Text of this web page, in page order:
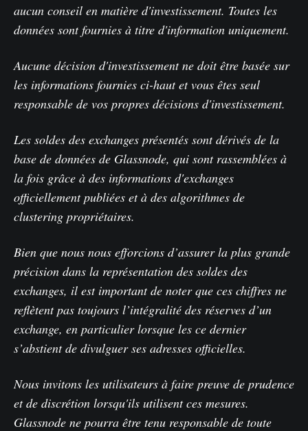
aucun conseil en matière d'investissement. Toutes les
données sont fournies à titre d'information uniquement.
Aucune décision d'investissement ne doit être basée sur
les informations fournies ci-haut et vous êtes seul
responsable de vos propres décisions d'investissement.
Les soldes des exchanges présentés sont dérivés de la
base de données de Glassnode, qui sont rassemblées à
la fois grâce à des informations d'exchanges
officiellement publiées et à des algorithmes de
clustering propriétaires.
Bien que nous nous efforcions d’assurer la plus grande
précision dans la représentation des soldes des
exchanges, il est important de noter que ces chiffres ne
reflètent pas toujours l’intégralité des réserves d’un
exchange, en particulier lorsque les ce dernier
s’abstient de divulguer ses adresses officielles.
Nous invitons les utilisateurs à faire preuve de prudence
et de discrétion lorsqu'ils utilisent ces mesures.
Glassnode ne pourra être tenu responsable de toute